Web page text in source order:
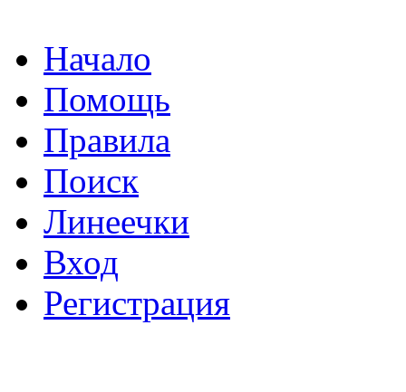
Начало
Помощь
Правила
Поиск
Линеечки
Вход
Регистрация